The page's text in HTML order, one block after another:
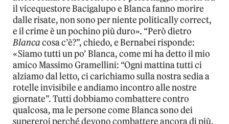
il vicequestore Bacigalupo e Blanca fanno morire
dalle risate, non sono per niente politically correct,
e il crime è un pochino più duro». “Però dietro
Blancacosa c’è?”, chiedo, e Bernabei risponde:
«Siamo tutti un po’ Blanca, come mi ha detto il mio
amico Massimo Gramellini: “Ogni mattina tutti ci
alziamo dal letto, ci carichiamo sulla nostra sedia a
rotelle invisibile e andiamo incontro alle nostre
giornate”. Tutti dobbiamo combattere contro
qualcosa, ma le persone come Blanca sono dei
supereroi perché devono combattere ancora di più.